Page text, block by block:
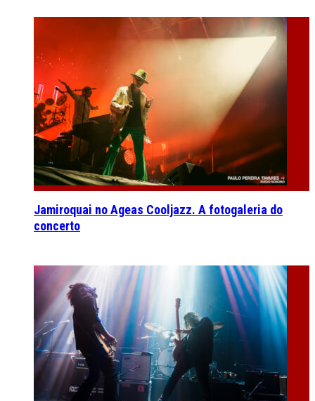
Jamiroquai no Ageas Cooljazz. A fotogaleria do
concerto